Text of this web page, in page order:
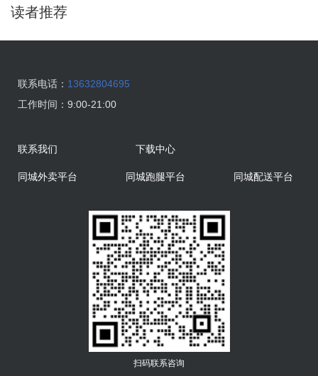
读者推荐
联系电话： 13632804695
工作时间： 9:00-21:00
联系我们 下载中心
同城外卖平台 同城跑腿平台 同城配送平台
扫码联系咨询